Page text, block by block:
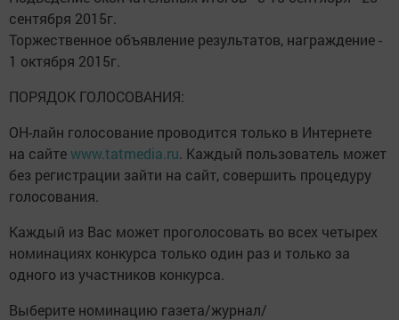
сентября 2015г.
Торжественное объявление результатов, награждение -
1 октября 2015г.
ПОРЯДОК ГОЛОСОВАНИЯ:
ОН-лайн голосование проводится только в Интернете
на сайтеwww.tatmedia.ru. Каждый пользователь может
без регистрации зайти на сайт, совершить процедуру
голосования.
Каждый из Вас может проголосовать во всех четырех
номинациях конкурса только один раз и только за
одного из участников конкурса.
Выберите номинацию газета/журнал/